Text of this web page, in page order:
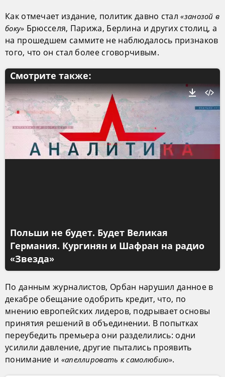
Как отмечает издание, политик давно стал«занозой в
боку» Брюсселя, Парижа, Берлина и других столиц, а
на прошедшем саммите не наблюдалось признаков
того, что он стал более сговорчивым.
Смотрите также:
Польши не будет. Будет Великая
Германия. Кургинян и Шафран на радио
«Звезда»
По данным журналистов, Орбан нарушил данное в
декабре обещание одобрить кредит, что, по
мнению европейских лидеров, подрывает основы
принятия решений в объединении. В попытках
переубедить премьера они разделились: одни
усилили давление, другие пытались проявить
понимание и «апеллировать к самолюбию».